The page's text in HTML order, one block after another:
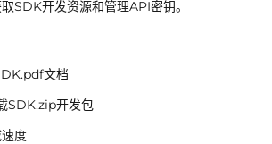
SDK开发资源和管理API密钥。
文档
SDK.zip开发包
度